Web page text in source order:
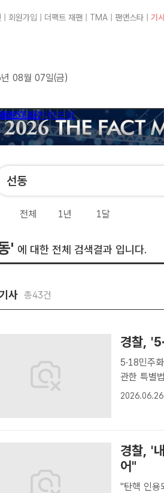
회원가입 더팩트 재팬 TMA 팬앤스타 기
08월 07일(금)
전체 1년 1달
' 에 대한 전체 검색결과 입니다.
사 총43건
경찰,
5·18민주화운동법 위반 혐
관한 특별
고 밝혔다.
2026.06.26
경찰, '
어"
"탄핵 인용되면 폭동" 발언 서